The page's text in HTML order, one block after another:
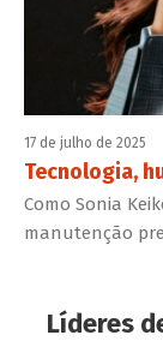
17 de julho de 2025
Tecnologia,
Como Sonia
manutenção
Líderes